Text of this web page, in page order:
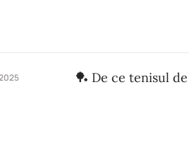
🏓 De ce tenisul